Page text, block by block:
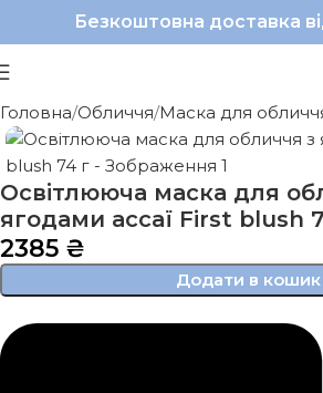
Безкоштовна доставка
Головна Обличчя Маска для
Oсвітлююча маска для
ягодами ассаї First blush
2385 ₴
Додати в кошик